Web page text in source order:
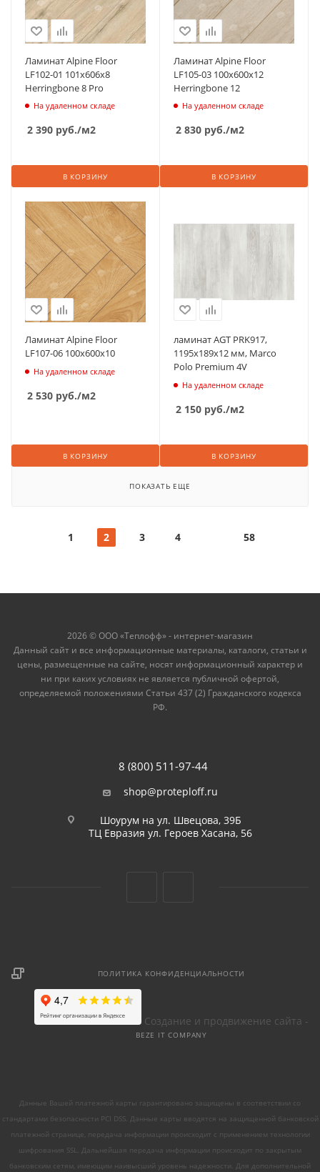
Ламинат Alpine Floor
LF102-01 101х606х8
Herringbone 8 Pro
На удаленном складе
2 390 руб./м2
В КОРЗИНУ
Ламинат Alpine Floor
LF105-03 100х600х12
Herringbone 12
На удаленном складе
2 830 руб./м2
В КОРЗИНУ
Ламинат Alpine Floor
LF107-06 100х600х10
На удаленном складе
2 530 руб./м2
В КОРЗИНУ
ламинат AGT PRK917,
1195х189х12 мм, Marco
Polo Premium 4V
На удаленном складе
2 150 руб./м2
В КОРЗИНУ
ПОКАЗАТЬ ЕЩЕ
1 2 3 4 58
2026 © ООО «Теплофф» - интернет-магазин
Данный сайт и все информационные материалы, каталоги, статьи и
цены, размещенные на сайте, носят информационный характер и
ни при каких условиях не является публичной офертой,
определяемой положениями Статьи 437 (2) Гражданского кодекса
РФ.
8 (800) 511-97-44
shop@proteploff.ru
Шоурум на ул. Швецова, 39Б
ТЦ Евразия ул. Героев Хасана, 56
ПОЛИТИКА КОНФИДЕНЦИАЛЬНОСТИ
Создание и продвижение сайта -
BEZE IT COMPANY
Данные Вашей платежной карты гарантировано защищены в соответствии со
стандартами безопасности PCI DSS. Данные карты вводятся на защищенной банковской
платежной странице, передача информации происходит с применением технологии
шифрования SSL. Дальнейшая передача информации происходит по закрытым
банковским сетям, имеющим наивысший уровень надежности. Для дополнительной